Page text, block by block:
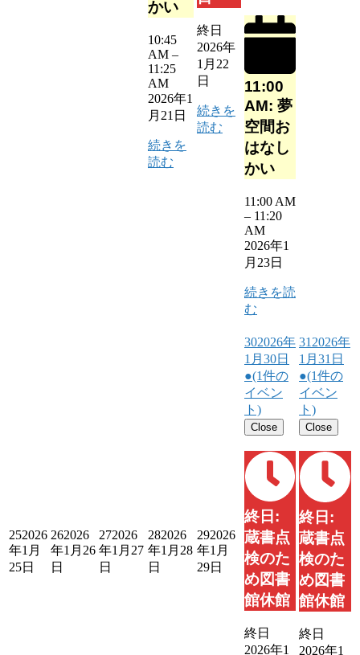
かい
10:45
AM –
11:25
AM
2026年1
月21日
続きを
読む
終日
2026年
1月22
日
続きを
読む
11:00
AM: 夢
空間お
はなし
かい
11:00 AM
– 11:20
AM
2026年1
月23日
続きを読
む
252026
年1月
25日
262026
年1月26
日
272026
年1月27
日
282026
年1月28
日
292026
年1月
29日
302026年
1月30日
●(1件の
イベン
ト)
Close
終日:
蔵書点
検のた
め図書
館休館
終日
2026年1
31 2026年
1月31日
●(1件の
イベン
ト)
Close
終日:
蔵書点
検のた
め図書
館休館
終日
2026年1